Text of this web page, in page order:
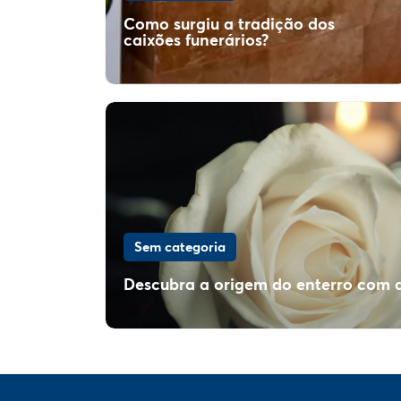
Como surgiu a tradição dos
caixões funerários?
Sem categoria
Descubra a origem do enterro com